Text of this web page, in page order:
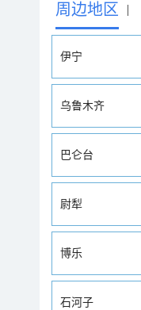
周边地区 |
伊宁
乌鲁木齐
巴仑台
尉犁
博乐
石河子